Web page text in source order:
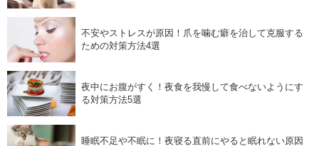
不安やストレスが原因！爪を噛む癖を治して克服する
ための対策方法4選
夜中にお腹がすく！夜食を我慢して食べないようにす
る対策方法5選
睡眠不足や不眠に！夜寝る直前にやると眠れない原因